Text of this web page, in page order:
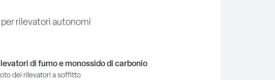
rilevatori autonomi
di fumo e monossido di carbonio
dei rilevatori a soffitto